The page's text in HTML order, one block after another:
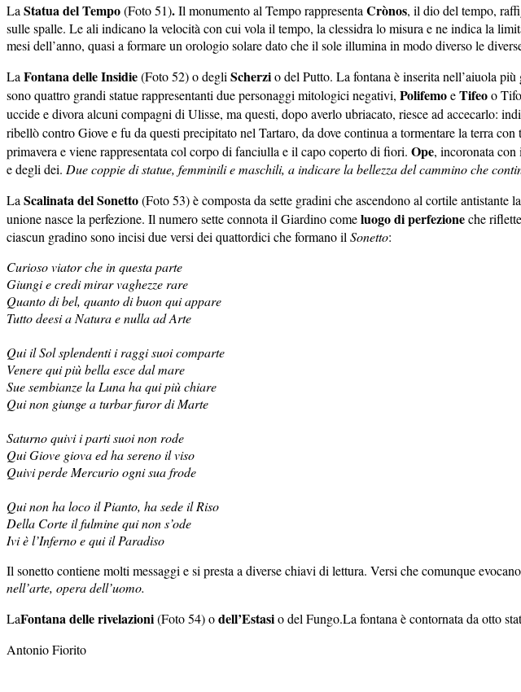
LaStatua del Tempo(Foto 51).Il monumento al Tempo rappresentaCrònos, il dio del tempo,
sulle spalle. Le ali indicano la velocità con cui vola il tempo, la clessidra lo misura e ne indica la
mesi dell’anno, quasi a formare un orologio solare dato che il sole illumina in modo diverso le
LaFontana delle Insidie(Foto 52) o degliScherzio del Putto. La fontana è inserita nell’aiuola
sono quattro grandi statue rappresentanti due personaggi mitologici negativi, PolifemoeTifeoo
uccide e divora alcuni compagni di Ulisse, ma questi, dopo averlo ubriacato, riesce ad accecarlo:
ribellò contro Giove e fu da questi precipitato nel Tartaro, da dove continua a tormentare la terra
primavera e viene rappresentata col corpo di fanciulla e il capo coperto di fiori. Ope, incoronata
e degli dei. Due coppie di statue, femminili e maschili, a indicare la bellezza del cammino che
LaScalinata del Sonetto(Foto 53) è composta da sette gradini che ascendono al cortile
unione nasce la perfezione. Il numero sette connota il Giardino comeluogo di perfezioneche
ciascun gradino sono incisi due versi dei quattordici che formano ilSonetto:
Curioso viator che in questa parte
Giungi e credi mirar vaghezze rare
Quanto di bel, quanto di buon qui appare
Tutto deesi a Natura e nulla ad Arte
Qui il Sol splendenti i raggi suoi comparte
Venere qui più bella esce dal mare
Sue sembianze la Luna ha qui più chiare
Qui non giunge a turbar furor di Marte
Saturno quivi i parti suoi non rode
Qui Giove giova ed ha sereno il viso
Quivi perde Mercurio ogni sua frode
Qui non ha loco il Pianto, ha sede il Riso
Della Corte il fulmine qui non s’ode
Ivi è l’Inferno e qui il Paradiso
Il sonetto contiene molti messaggi e si presta a diverse chiavi di lettura. Versi che comunque
nell’arte, opera dell’uomo.
LaFontana delle rivelazioni(Foto 54) odell’Estasio del Fungo.La fontana è contornata da otto
Antonio Fiorito